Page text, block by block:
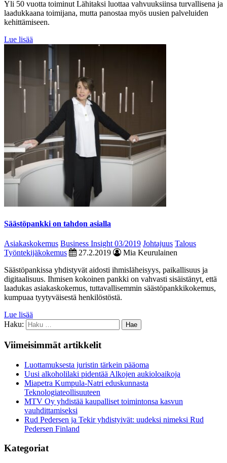
Yli 50 vuotta toiminut Lähitaksi luottaa vahvuuksiinsa turvallisena ja
laadukkaana toimijana, mutta panostaa myös uusien palveluiden
kehittämiseen.
Lue lisää
Säästöpankki on tahdon asialla
Asiakaskokemus Business Insight 03/2019 Johtajuus Talous
Työntekijäkokemus
27.2.2019
Mia Keurulainen
Säästöpankissa yhdistyvät aidosti ihmisläheisyys, paikallisuus ja
digitaalisuus. Ihmisen kokoinen pankki on vahvasti sisäistänyt, että
laadukas asiakaskokemus, tuttavallisemmin säästöpankkikokemus,
kumpuaa tyytyväisestä henkilöstöstä.
Lue lisää
Haku:
Viimeisimmät artikkelit
Luottamuksesta juristin tärkein pääoma
Uusi alkoholilaki pidentää Alkojen aukioloaikoja
Miapetra Kumpula-Natri eduskunnasta
Teknologiateollisuuteen
MTV Oy yhdistää kaupalliset toimintonsa kasvun
vauhdittamiseksi
Rud Pedersen ja Tekir yhdistyivät: uudeksi nimeksi Rud
Pedersen Finland
Kategoriat